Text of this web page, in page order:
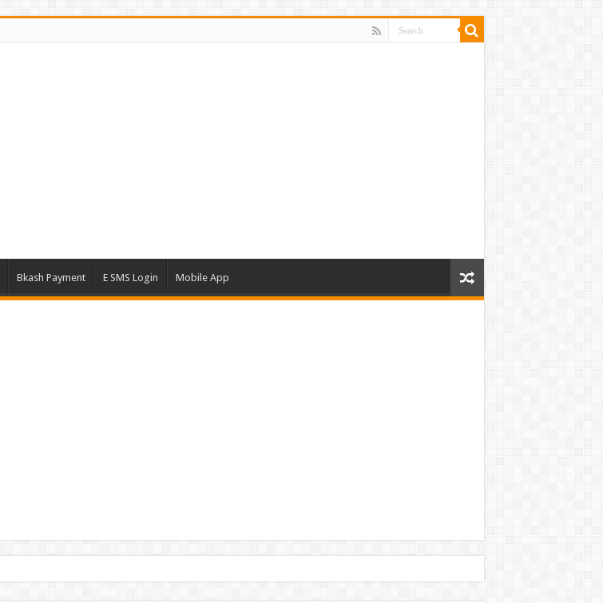
Bkash Payment E SMS Login Mobile App